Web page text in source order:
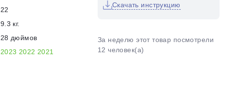
22
9.3 кг.
28 дюймов
2023 2022 2021
Скачать инструкцию
За неделю этот товар посмотрели
12 человек(а)